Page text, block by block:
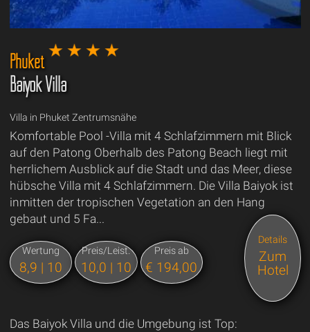
Phuket
Baiyok Villa
Villa in Phuket Zentrumsnähe
Komfortable Pool -Villa mit 4 Schlafzimmern mit Blick
auf den Patong Oberhalb des Patong Beach liegt mit
herrlichem Ausblick auf die Stadt und das Meer, diese
hübsche Villa mit 4 Schlafzimmern. Die Villa Baiyok ist
inmitten der tropischen Vegetation an den Hang
gebaut und 5 Fa...
Wertung
8,9 | 10
Preis/Leist.
10,0 | 10
Preis ab
€ 194,00
Details
Zum
Hotel
Das Baiyok Villa und die Umgebung ist Top: